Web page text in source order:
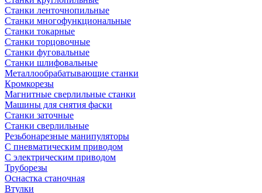
Станки ленточнопильные
Станки многофункциональные
Станки токарные
Станки торцовочные
Станки фуговальные
Станки шлифовальные
Металлообрабатывающие станки
Кромкорезы
Магнитные сверлильные станки
Машины для снятия фаски
Станки заточные
Станки сверлильные
Резьбонарезные манипуляторы
С пневматическим приводом
С электрическим приводом
Труборезы
Оснастка станочная
Втулки